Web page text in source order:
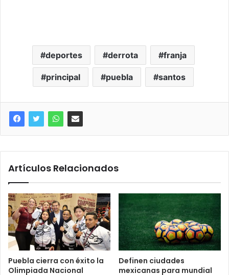
deportes derrota franja
principal puebla santos
Artículos Relacionados
Puebla cierra con éxito la
Olimpiada Nacional
Definen ciudades
mexicanas para mundial